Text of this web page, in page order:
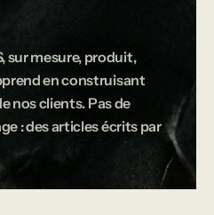
sur mesure, produit,
en construisant
nos clients. Pas de
: des articles écrits par